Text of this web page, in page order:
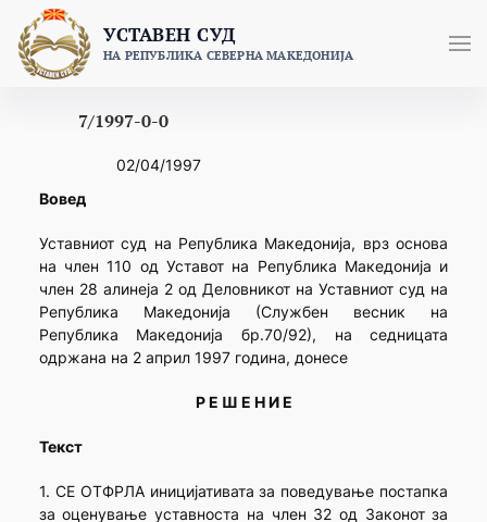
content
УСТАВЕН СУД
НА РЕПУБЛИКА СЕВЕРНА МАКЕДОНИЈА
7/1997-0-0
02/04/1997
Вовед
Уставниот суд на Република Македонија, врз основа
на член 110 од Уставот на Република Македонија и
член 28 алинеја 2 од Деловникот на Уставниот суд на
Република Македонија (Службен весник на
Република Македонија бр.70/92), на седницата
одржана на 2 април 1997 година, донесе
Р Е Ш Е Н И Е
Текст
1. СЕ ОТФРЛА иницијативата за поведување постапка
за оценување уставноста на член 32 од Законот за